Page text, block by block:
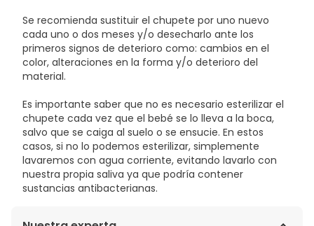
Se recomienda sustituir el chupete por uno nuevo
cada uno o dos meses y/o desecharlo ante los
primeros signos de deterioro como: cambios en el
color, alteraciones en la forma y/o deterioro del
material.
Es importante saber que no es necesario esterilizar el
chupete cada vez que el bebé se lo lleva a la boca,
salvo que se caiga al suelo o se ensucie. En estos
casos, si no lo podemos esterilizar, simplemente
lavaremos con agua corriente, evitando lavarlo con
nuestra propia saliva ya que podría contener
sustancias antibacterianas.